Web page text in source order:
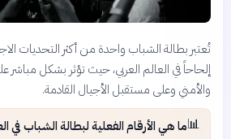
تُعتبر بطالة الشباب واحدة من أكثر التحديات
إلحاحاً في العالم العربي، حيث تؤثر بشكل مباشر
والأمني وعلى مستقبل الأجيال القادمة.
📊ما هي الأرقام الفعلية لبطالة الشباب في